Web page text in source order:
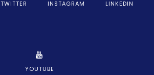
TWITTER INSTAGRAM LINKEDIN
YOUTUBE